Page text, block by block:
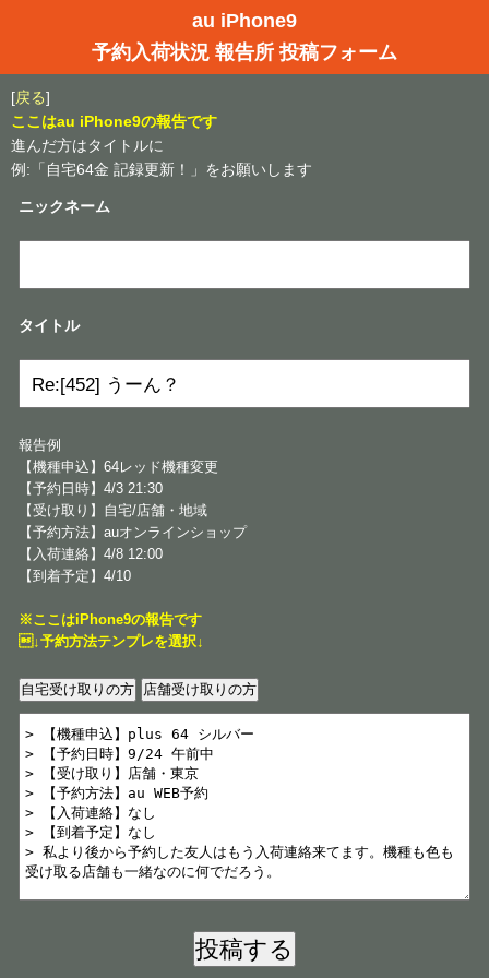
au iPhone9
予約入荷状況 報告所 投稿フォーム
[戻る]
ここはau iPhone9の報告です
進んだ方はタイトルに
例:「自宅64金 記録更新！」をお願いします
ニックネーム
タイトル
報告例
【機種申込】64レッド機種変更
【予約日時】4/3 21:30
【受け取り】自宅/店舗・地域
【予約方法】auオンラインショップ
【入荷連絡】4/8 12:00
【到着予定】4/10
※ここはiPhone9の報告です
↓予約方法テンプレを選択↓